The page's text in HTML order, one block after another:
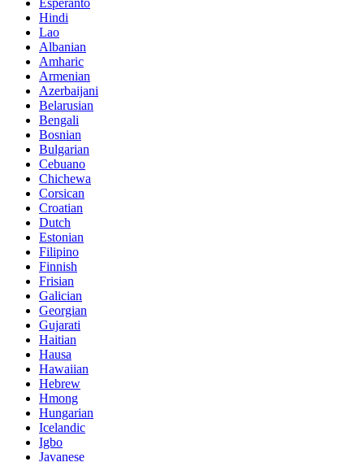
Esperanto
Hindi
Lao
Albanian
Amharic
Armenian
Azerbaijani
Belarusian
Bengali
Bosnian
Bulgarian
Cebuano
Chichewa
Corsican
Croatian
Dutch
Estonian
Filipino
Finnish
Frisian
Galician
Georgian
Gujarati
Haitian
Hausa
Hawaiian
Hebrew
Hmong
Hungarian
Icelandic
Igbo
Javanese